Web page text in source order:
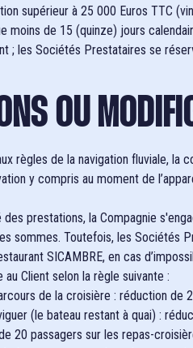
supérieur à 25 000 Euros TTC
moins de 15 (quinze) jours
; les Sociétés Prestataires se
OU
règles de la navigation fluviale,
y compris au moment de
des prestations, la Compagnie
sommes. Toutefois, les Sociétés
SICAMBRE, en cas
Client selon la règle suivante :
de la croisière : réduction de
(le bateau restant à quai) :
20 passagers sur les repas-